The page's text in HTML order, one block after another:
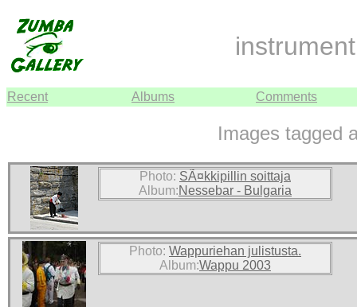
instrument
Recent Albums Comments
Images tagged
Photo: SÃ¤kkipillin soittaja
Album:Nessebar - Bulgaria
Photo: Wappuriehan julistusta.
Album:Wappu 2003